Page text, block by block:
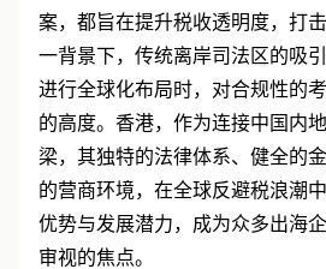
国纷纷落地实施的共同申报准则
案，都旨在提升税收透明度，打
一背景下，传统离岸司法区的吸
进行全球化布局时，对合规性的
的高度。香港，作为连接中国内
梁，其独特的法律体系、健全的
的营商环境，在全球反避税浪潮
优势与发展潜力，成为众多出海